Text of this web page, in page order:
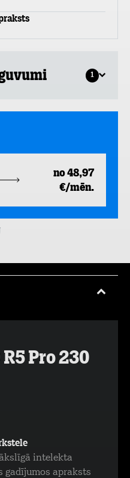
1
no 48,97
€/mēn.
R5 Pro 230
intelekta
gadījumos apraksts